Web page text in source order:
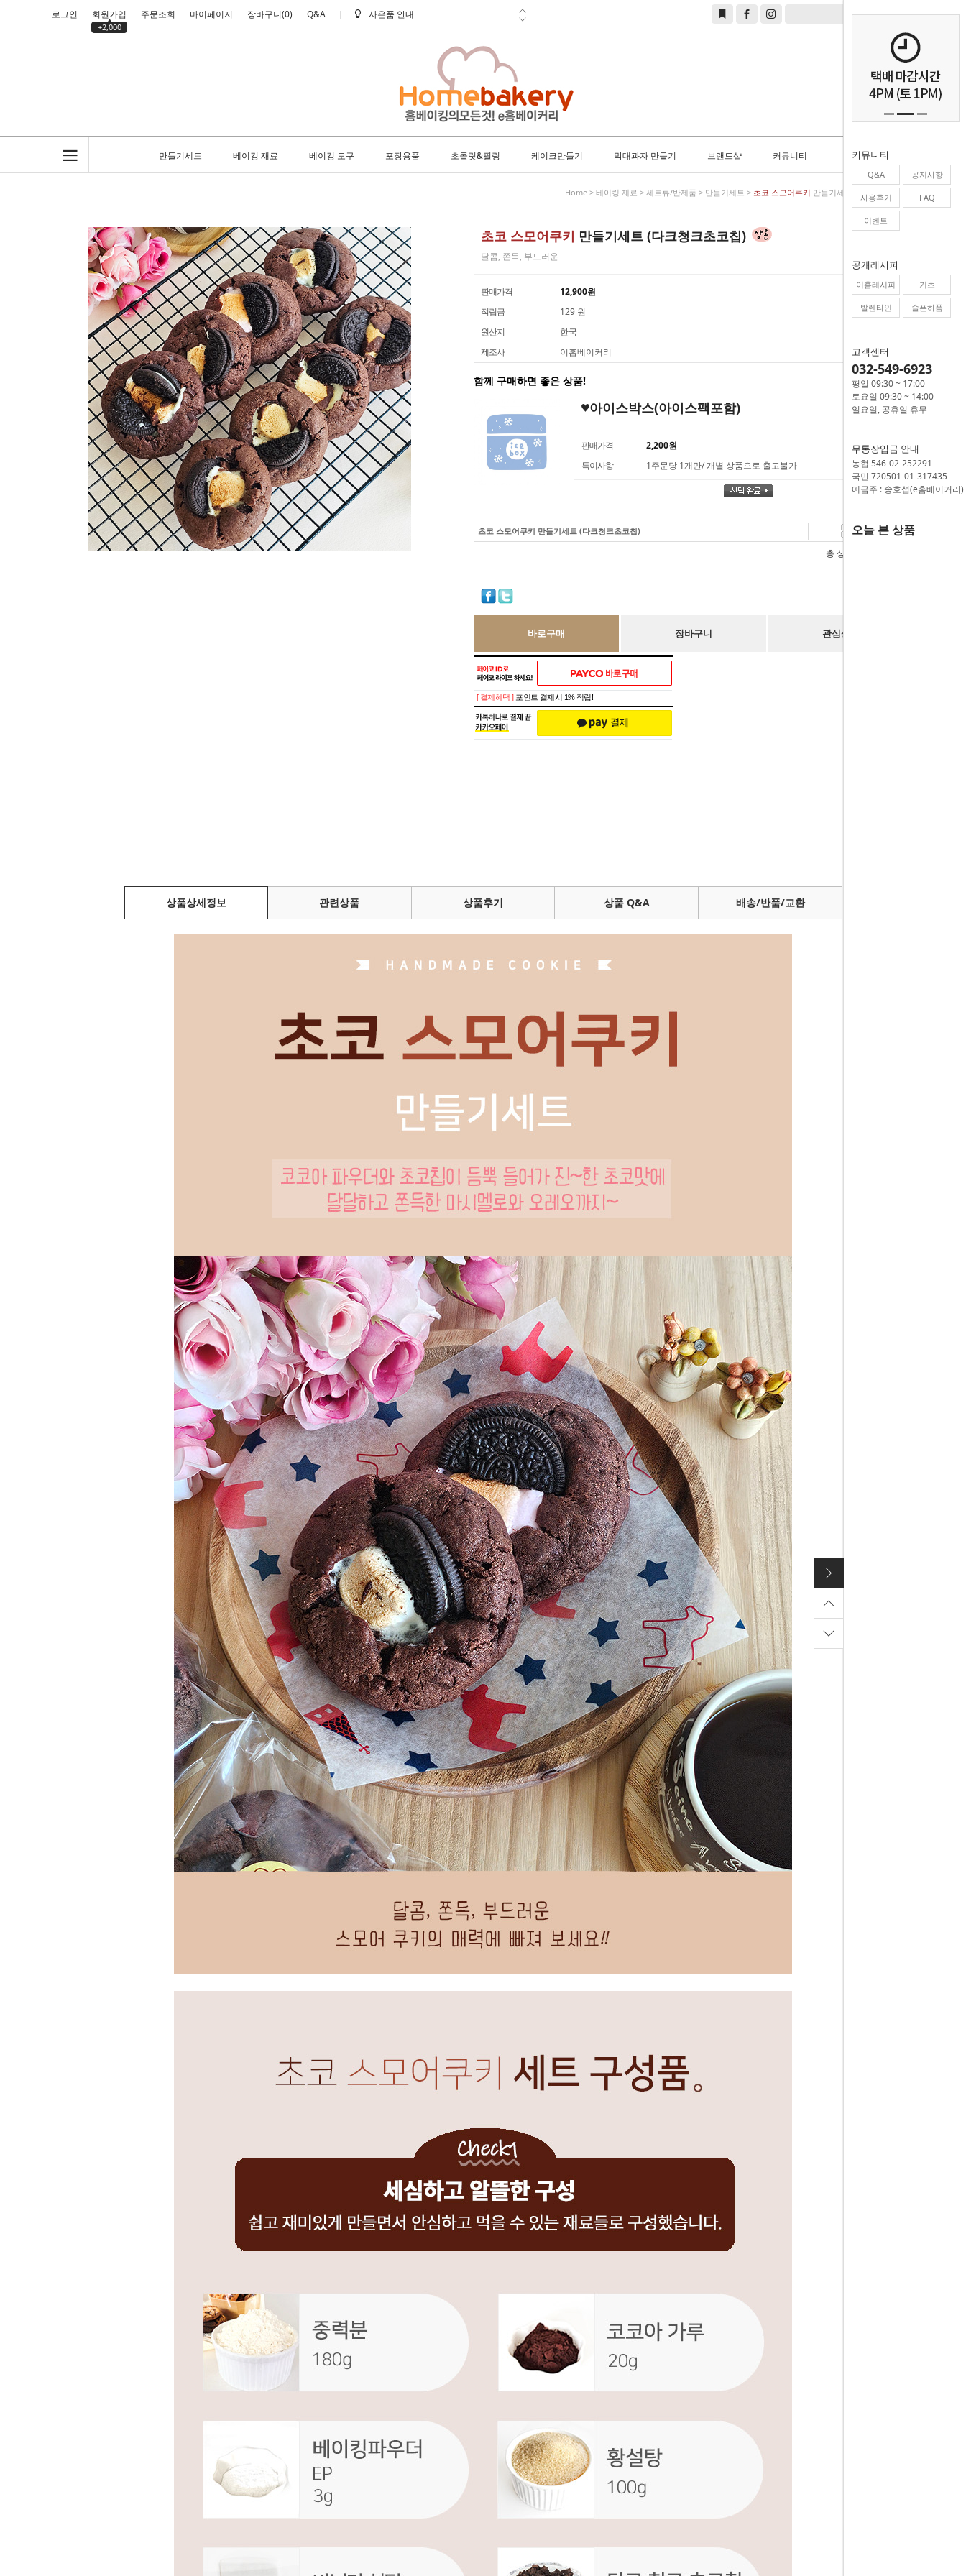
로그인 회원가입
+2,000
주문조회 마이페이지 장바구니(0) Q&A
신선한 배송 아이스박스 필수구매!
8월 택배 배송 안내
만들기세트 베이킹 재료 베이킹 도구 포장용품 초콜릿&필링 케이크만들기 막대과자 만들기 브랜드샵 커뮤니티 커뮤니티
Q&A 공지사항
사용후기 FAQ
이벤트
공개레시피
이홈레시피 기초
발렌타인 슬픈하품
고객센터
032-549-6923
평일 09:30 ~ 17:00
토요일 09:30 ~ 14:00
일요일, 공휴일 휴무
무통장입금 안내
농협 546-02-252291
국민 720501-01-317435
예금주 : 송호섭(e홈베이커리)
오늘 본 상품
Home > 베이킹 재료 > 세트류/반제품 > 만들기세트 > 초코 스모어쿠키 만들기세트 (다크청크초코칩)
초코 스모어쿠키 만들기세트 (다크청크초코칩)
달콤, 쫀득, 부드러운
판매가격 12,900원
적립금
129 원
원산지
한국
제조사
이홈베이커리
함께 구매하면 좋은 상품!
♥아이스박스(아이스팩포함)
판매가격
2,200원
특이사항
1주문당 1개만/ 개별 상품으로 출고불가
초코 스모어쿠키 만들기세트 (다크청크초코칩) 12,900 원
총 상품 금액
바로구매 장바구니 관심상품
페이코 ID로 페이
코 라이프 하세요!
PAYCO 바로구매
[ 결제혜택 ] 포인트 결제시 1% 적립!
상품상세정보 관련상품 상품후기 상품 Q&A 배송/반품/교환